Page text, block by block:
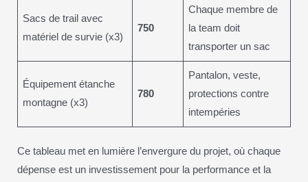
Sacs de trail avec
matériel de survie (x3)
750
Chaque membre de
la team doit
transporter un sac
Équipement étanche
montagne (x3)
780
Pantalon, veste,
protections contre
intempéries
Ce tableau met en lumière l’envergure du projet, où chaque
dépense est un investissement pour la performance et la